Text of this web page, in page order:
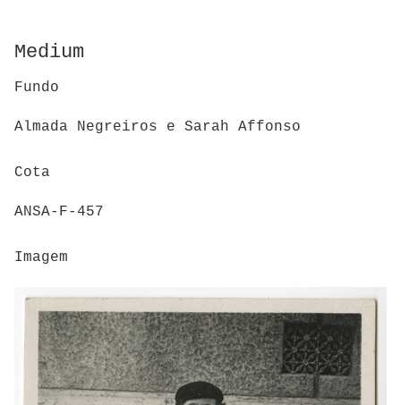
Medium
Fundo
Almada Negreiros e Sarah Affonso
Cota
ANSA-F-457
Imagem